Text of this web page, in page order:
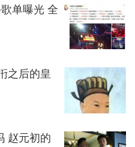
单曝光 全
之后的皇
赵元初的